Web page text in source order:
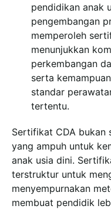
pendidikan anak
pengembangan
memperoleh
menunjukkan
perkembangan
serta
standar
tertentu.
Sertifikat CDA bukan
yang ampuh untuk
anak usia dini.
terstruktur untuk
menyempurnakan
membuat pendidik